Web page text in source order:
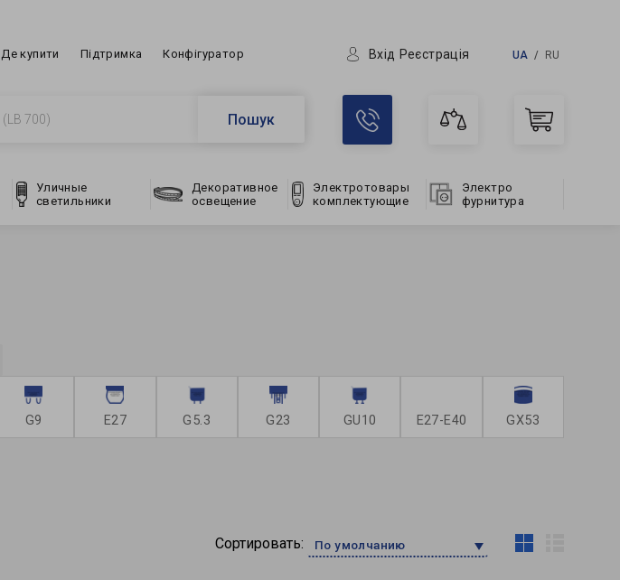
Де купити Підтримка Конфігуратор Вхід Реєстрація UA RU
Пошук
Уличные
светильники
Декоративное
освещение
Электротовары
комплектующие
Электро
фурнитура
G9 Е27 G5.3 G23 GU10 E27-E40 GX53
Сортировать: По умолчанию